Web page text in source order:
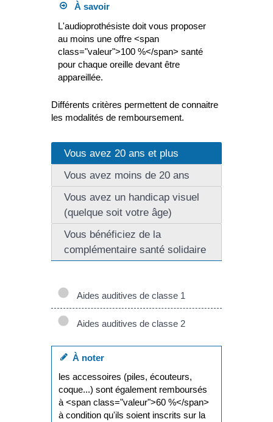
À savoir
L'audioprothésiste doit vous proposer
au moins une offre <span
class="valeur">100 %</span> santé
pour chaque oreille devant être
appareillée.
Différents critères permettent de connaitre
les modalités de remboursement.
Vous avez 20 ans et plus
Vous avez moins de 20 ans
Vous avez un handicap visuel
(quelque soit votre âge)
Vous bénéficiez de la
complémentaire santé solidaire
Aides auditives de classe 1
Aides auditives de classe 2
À noter
les accessoires (piles, écouteurs,
coque...) sont également remboursés
à <span class="valeur">60 %</span>
à condition qu'ils soient inscrits sur la